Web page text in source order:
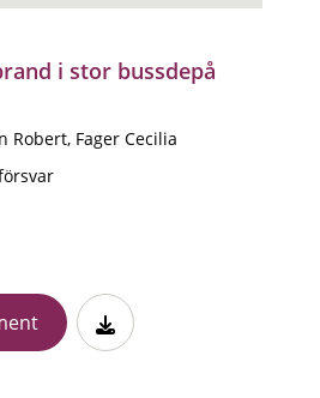
i stor bussdepå
Robert, Fager Cecilia